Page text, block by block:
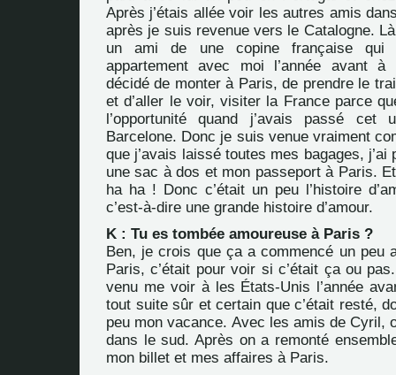
Après j’étais allée voir les autres amis
après je suis revenue vers le Catalogne.
un ami de une copine française qui
appartement avec moi l’année avant à
décidé de monter à Paris, de prendre le
et d’aller le voir, visiter la France parce
l’opportunité quand j’avais passé
Barcelone. Donc je suis venue vraiment
que j’avais laissé toutes mes bagages,
une sac à dos et mon passeport à Paris.
ha ha ! Donc c’était un peu l’histoire
c’est-à-dire une grande histoire d’amour.
K : Tu es tombée amoureuse à Paris ?
Ben, je crois que ça a commencé un peu
Paris, c’était pour voir si c’était ça ou
venu me voir à les États-Unis l’année
tout suite sûr et certain que c’était resté,
peu mon vacance. Avec les amis de Cyril,
dans le sud. Après on a remonté
mon billet et mes affaires à Paris.